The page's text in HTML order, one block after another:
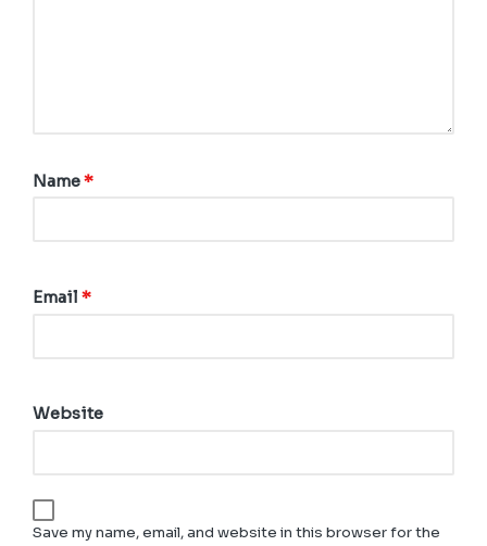
Name*
Email *
Website
Save my name, email, and website in this browser for the